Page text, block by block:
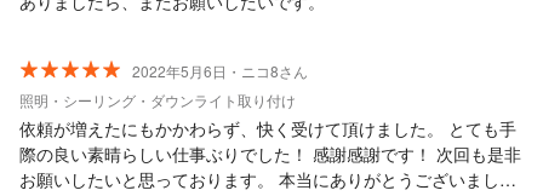
2022年5月6日・ニコ8さん
照明・シーリング・ダウンライト取り付け
依頼が増えたにもかかわらず、快く受けて頂けました。 とても手
際の良い素晴らしい仕事ぶりでした！ 感謝感謝です！ 次回も是非
お願いしたいと思っております。 本当にありがとうございまし